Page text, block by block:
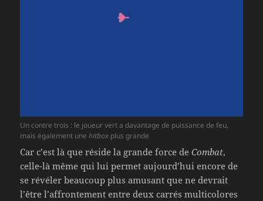
Un contre trois : le joueur vert a davantage de puissance de feu,
mais également une hitbox plus grande
Car c’est là que réside la grande force deCombat,
celle-là même qui lui permet aujourd’hui encore de
se révéler beaucoup plus amusant que ne devrait
l’être l’affrontement entre deux carrés multicolores